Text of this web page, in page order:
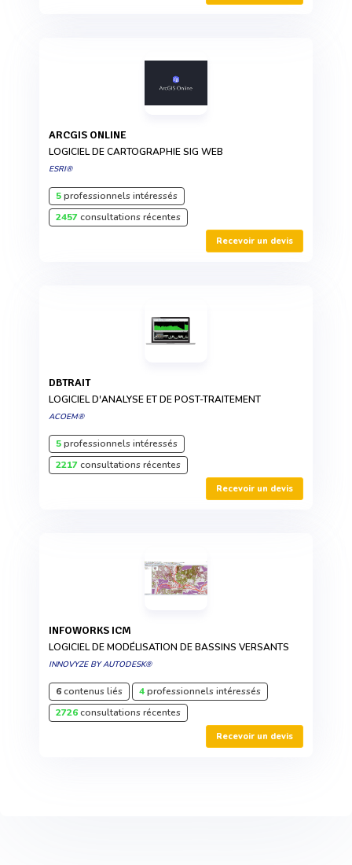
ARCGIS ONLINE
LOGICIEL DE CARTOGRAPHIE SIG WEB
ESRI®
5professionnels intéressés
2457consultations récentes
Recevoir un devis
DBTRAIT
LOGICIEL D'ANALYSE ET DE POST-TRAITEMENT
ACOEM®
5professionnels intéressés
2217consultations récentes
Recevoir un devis
INFOWORKS ICM
LOGICIEL DE MODÉLISATION DE BASSINS VERSANTS
INNOVYZE BY AUTODESK®
6contenus liés 4professionnels intéressés
2726consultations récentes
Recevoir un devis